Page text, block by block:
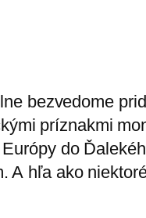
bezvedome
príznakmi
do
A hľa ako